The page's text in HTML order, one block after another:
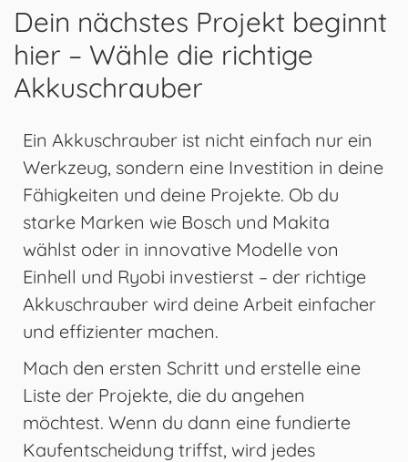
Dein nächstes Projekt beginnt
hier – Wähle die richtige
Akkuschrauber
Ein Akkuschrauber ist nicht einfach nur ein
Werkzeug, sondern eine Investition in deine
Fähigkeiten und deine Projekte. Ob du
starke Marken wie Bosch und Makita
wählst oder in innovative Modelle von
Einhell und Ryobi investierst – der richtige
Akkuschrauber wird deine Arbeit einfacher
und effizienter machen.
Mach den ersten Schritt und erstelle eine
Liste der Projekte, die du angehen
möchtest. Wenn du dann eine fundierte
Kaufentscheidung triffst, wird jedes